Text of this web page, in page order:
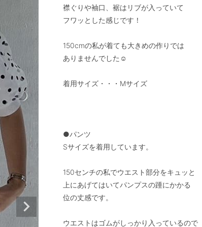
襟ぐりや袖口、裾はリブが入っていて
フワッとした感じです！
150cmの私が着ても大きめの作りでは
ありませんでした☺︎
着用サイズ・・・Mサイズ
●パンツ
Sサイズを着用しています。
150センチの私でウエスト部分をキュッと
上にあげてはいてパンプスの踵にかかる
位の丈感です。
ウエストはゴムがしっかり入っているので